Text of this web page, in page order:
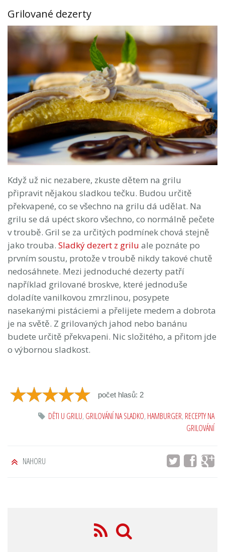
Grilované dezerty
Když už nic nezabere, zkuste dětem na grilu
připravit nějakou sladkou tečku. Budou určitě
překvapené, co se všechno na grilu dá udělat. Na
grilu se dá upéct skoro všechno, co normálně pečete
v troubě. Gril se za určitých podmínek chová stejně
jako trouba. Sladký dezert z grilu ale poznáte po
prvním soustu, protože v troubě nikdy takové chutě
nedosáhnete. Mezi jednoduché dezerty patří
například grilované broskve, které jednoduše
doladíte vanilkovou zmrzlinou, posypete
nasekanými pistáciemi a přelijete medem a dobrota
je na světě. Z grilovaných jahod nebo banánu
budete určitě překvapeni. Nic složitého, a přitom jde
o výbornou sladkost.
počet hlasů: 2
DĚTI U GRILU,GRILOVÁNÍ NA SLADKO,HAMBURGER,RECEPTY NA
GRILOVÁNÍ
NAHORU